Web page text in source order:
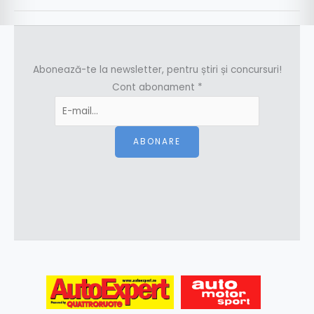
Abonează-te la newsletter, pentru știri și concursuri!
Cont abonament *
ABONARE